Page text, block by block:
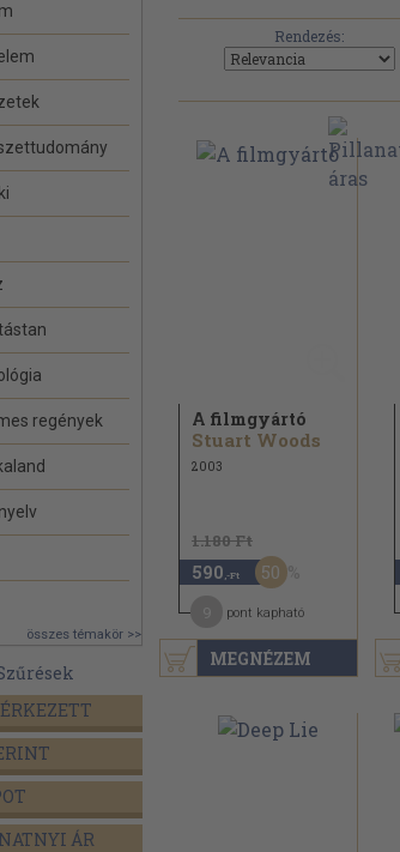
regények
összes témakör >>
ÁR
Rendezés:
MEGNÉZEM
A filmgyártó
Stuart Woods
2003
1.180 Ft
590 ,-Ft 50
pont kapható